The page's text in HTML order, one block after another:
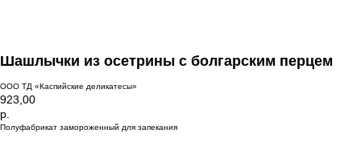
Шашлычки из осетрины с болгарским перцем
ООО ТД «Каспийские деликатесы»
923,00
р.
Полуфабрикат замороженный для запекания